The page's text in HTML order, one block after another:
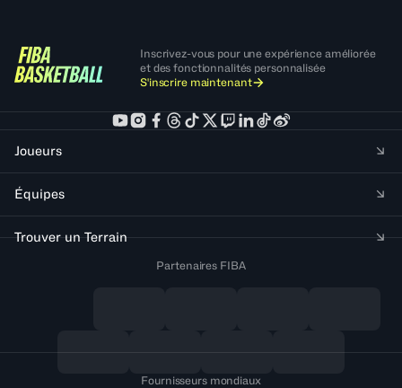
Inscrivez-vous pour une expérience améliorée
et des fonctionnalités personnalisée
S'inscrire maintenant
Joueurs
Équipes
Trouver un Terrain
Partenaires FIBA
Fournisseurs mondiaux